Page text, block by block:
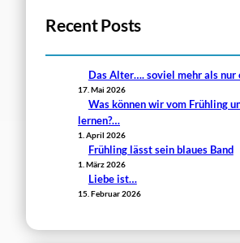
Recent Posts
Das Alter…. soviel mehr als nur
17. Mai 2026
Was können wir vom Frühling
lernen?…
1. April 2026
Frühling lässt sein blaues Band
1. März 2026
Liebe ist…
15. Februar 2026